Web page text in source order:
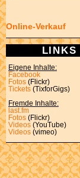
Online-Verkauf
LINKS
Eigene Inhalte:
Facebook
Fotos (Flickr)
Tickets (TixforGigs)
Fremde Inhalte:
last.fm
Fotos (Flickr)
Videos (YouTube)
Videos (vimeo)